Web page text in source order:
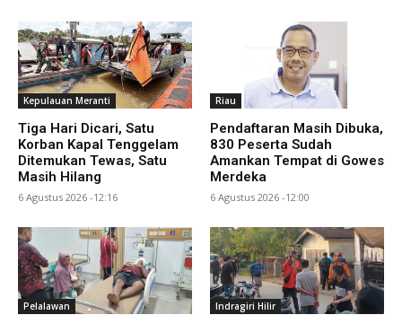
Kepulauan Meranti
Tiga Hari Dicari, Satu
Korban Kapal Tenggelam
Ditemukan Tewas, Satu
Masih Hilang
6 Agustus 2026 -12:16
Riau
Pendaftaran Masih Dibuka,
830 Peserta Sudah
Amankan Tempat di Gowes
Merdeka
6 Agustus 2026 -12:00
Pelalawan Indragiri Hilir